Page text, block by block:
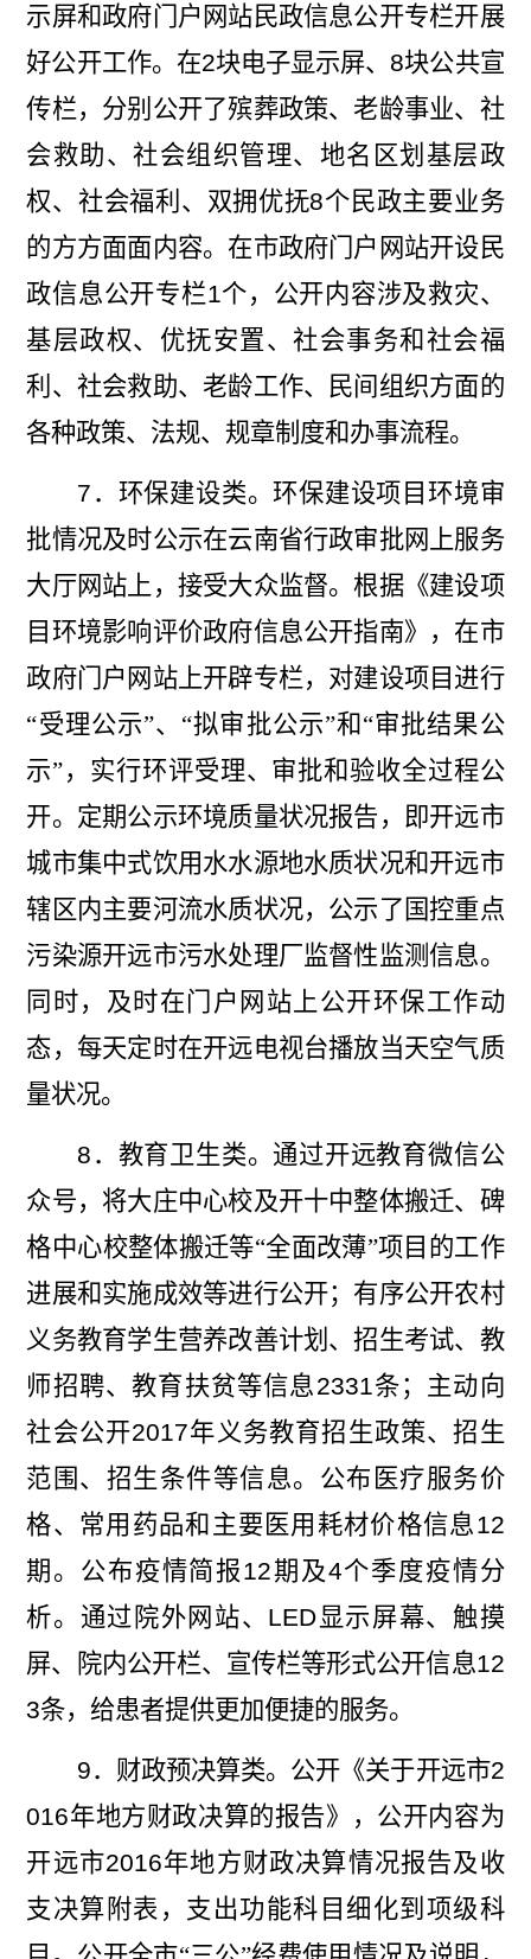
示屏和政府门户网站民政信息公开专栏开展
好公开工作。在2块电子显示屏、 8块公共宣
传栏，分别公开了殡葬政策、老龄事业、社
会救助、社会组织管理、地名区划基层政
权、社会福利、双拥优抚8个民政主要业务
的方方面面内容。在市政府门户网站开设民
政信息公开专栏1个，公开内容涉及救灾、
基层政权、优抚安置、社会事务和社会福
利、社会救助、老龄工作、民间组织方面的
各种政策、法规、规章制度和办事流程。
7 ．环保建设类。环保建设项目环境审
批情况及时公示在云南省行政审批网上服务
大厅网站上，接受大众监督。根据《建设项
目环境影响评价政府信息公开指南》，在市
政府门户网站上开辟专栏，对建设项目进行
“受理公示”、“拟审批公示”和“审批结果公
示”，实行环评受理、审批和验收全过程公
开。定期公示环境质量状况报告，即开远市
城市集中式饮用水水源地水质状况和开远市
辖区内主要河流水质状况，公示了国控重点
污染源开远市污水处理厂监督性监测信息。
同时，及时在门户网站上公开环保工作动
态，每天定时在开远电视台播放当天空气质
量状况。
8 ．教育卫生类。通过开远教育微信公
众号，将大庄中心校及开十中整体搬迁、碑
格中心校整体搬迁等“全面改薄”项目的工作
进展和实施成效等进行公开；有序公开农村
义务教育学生营养改善计划、招生考试、教
师招聘、教育扶贫等信息2331条；主动向
社会公开2017年义务教育招生政策、招生
范围、招生条件等信息。公布医疗服务价
格、常用药品和主要医用耗材价格信息12
期。公布疫情简报12期及4个季度疫情分
析。通过院外网站、 LED 显示屏幕、触摸
屏、院内公开栏、宣传栏等形式公开信息12
3条，给患者提供更加便捷的服务。
9．财政预决算类。公开《关于开远市2
016年地方财政决算的报告》，公开内容为
开远市2016年地方财政决算情况报告及收
支决算附表，支出功能科目细化到项级科